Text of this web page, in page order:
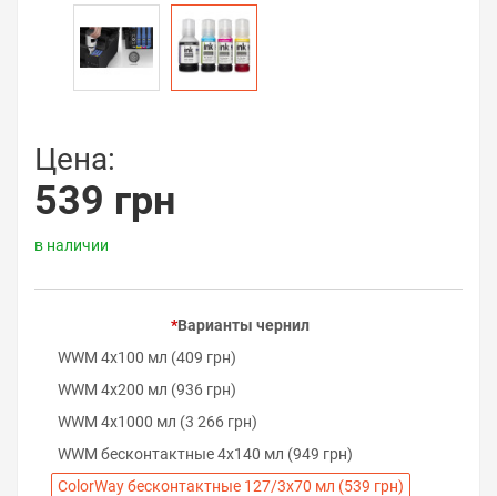
Цена:
539 грн
в наличии
Варианты чернил
WWM 4х100 мл (409 грн)
WWM 4х200 мл (936 грн)
WWM 4х1000 мл (3 266 грн)
WWM бесконтактные 4х140 мл (949 грн)
ColorWay бесконтактные 127/3х70 мл (539 грн)